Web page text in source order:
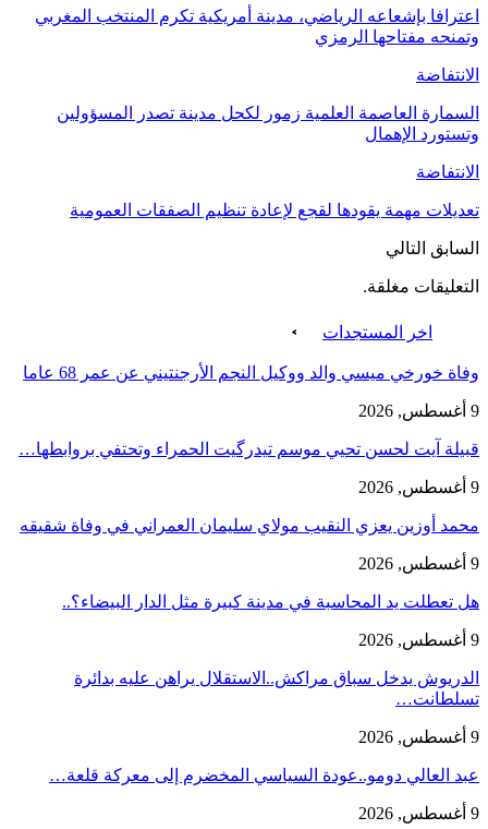
اعترافا بإشعاعه الرياضي، مدينة أمريكية تكرم المنتخب المغربي
وتمنحه مفتاحها الرمزي
الانتفاضة
السمارة العاصمة العلمية زمور لكحل مدينة تصدر المسؤولين
وتستورد الإهمال
الانتفاضة
تعديلات مهمة يقودها لقجع لإعادة تنظيم الصفقات العمومية
السابق التالي
التعليقات مغلقة.
اخر المستجدات
وفاة خورخي ميسي والد ووكيل النجم الأرجنتيني عن عمر 68 عاما
9 أغسطس, 2026
قبيلة آيت لحسن تحيي موسم تيدرگيت الحمراء وتحتفي بروابطها…
9 أغسطس, 2026
محمد أوزين يعزي النقيب مولاي سليمان العمراني في وفاة شقيقه
9 أغسطس, 2026
هل تعطلت يد المحاسبة في مدينة كبيرة مثل الدار البيضاء؟..
9 أغسطس, 2026
الدريوش يدخل سباق مراكش..الاستقلال يراهن عليه بدائرة
تسلطانت…
9 أغسطس, 2026
عبد العالي دومو..عودة السياسي المخضرم إلى معركة قلعة…
9 أغسطس, 2026